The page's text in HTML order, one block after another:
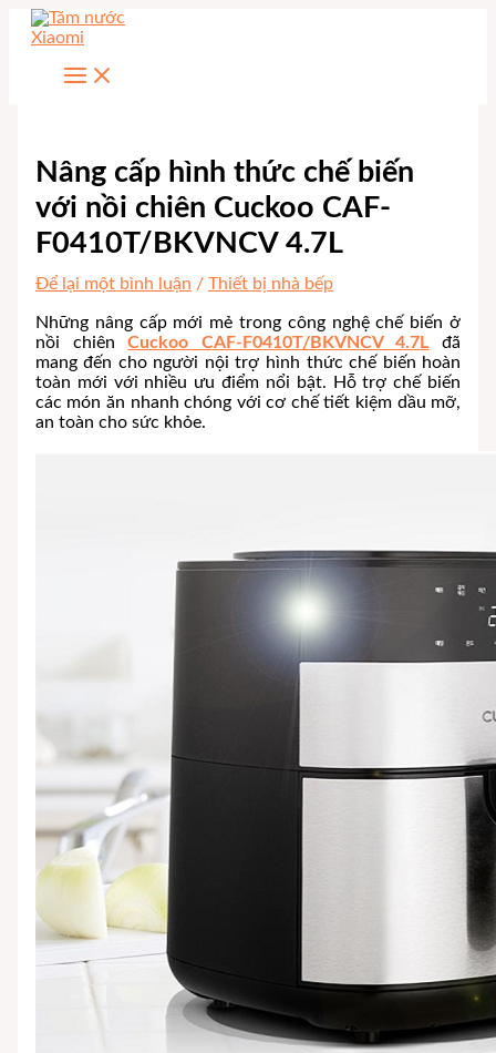
Nhảy
nội
Nâng cấp hình thức chế biến
với nồi chiên Cuckoo CAF-
F0410T/BKVNCV 4.7L
Để lại một bình luận / Thiết bị nhà bếp
Những nâng cấp mới mẻ trong công nghệ chế biến ở
nồi chiênCuckoo CAF-F0410T/BKVNCV 4.7L đã
mang đến cho người nội trợ hình thức chế biến hoàn
toàn mới với nhiều ưu điểm nổi bật. Hỗ trợ chế biến
các món ăn nhanh chóng với cơ chế tiết kiệm dầu mỡ,
an toàn cho sức khỏe.